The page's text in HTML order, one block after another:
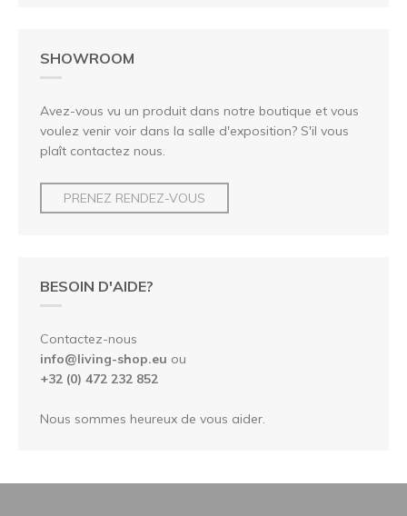
SHOWROOM
Avez-vous vu un produit dans notre boutique et vous
voulez venir voir dans la salle d'exposition? S'il vous
plaît contactez nous.
PRENEZ RENDEZ-VOUS
BESOIN D'AIDE?
Contactez-nous
info@living-shop.eu ou
+32 (0) 472 232 852
Nous sommes heureux de vous aider.